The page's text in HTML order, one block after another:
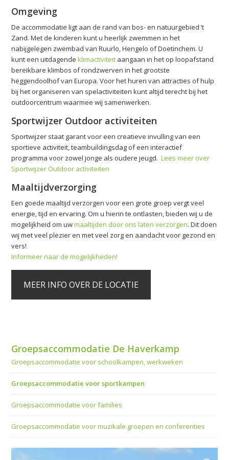
Omgeving
De accommodatie ligt aan de rand van bos- en natuurgebied ’t
Zand. Met de kinderen kunt u heerlijk zwemmen in het
nabijgelegen zwembad van Ruurlo, Hengelo of Doetinchem. U
kunt een uitdagendeklimactiviteit aangaan in het op loopafstand
bereikbare klimbos of rondzwerven in het grootste
heggendoolhof van Europa. Voor het huren van attracties of hulp
bij het organiseren van spelactiviteiten kunt altijd terecht bij het
outdoorcentrum waarmee wij samenwerken.
Sportwijzer Outdoor activiteiten
Sportwijzer staat garant voor een creatieve invulling van een
sportieve activiteit, teambuildingsdag of een interactief
programma voor zowel jonge als oudere jeugd.Lees meer over
Sportwijzer Outdoor activiteiten
Maaltijdverzorging
Een goede maaltijd verzorgen voor een grote groep vergt veel
energie, tijd en ervaring. Om u hierin te ontlasten, bieden wij u de
mogelijkheid om uwmaaltijden door ons laten verzorgen. Dit doen
wij met veel plezier en met veel zorg en aandacht voor gezond en
vers!
Informeer naar de mogelijkheden!
MEER INFO OVER DE LOCATIE
Groepsaccommodatie De Haverkamp
Groepsaccommodatie voor schoolkampen, werkweken
Groepsaccommodatie voor sportkampen
Groepsaccommodatie voor families
Groepsaccommodatie voor muzikale groepen en conferenties